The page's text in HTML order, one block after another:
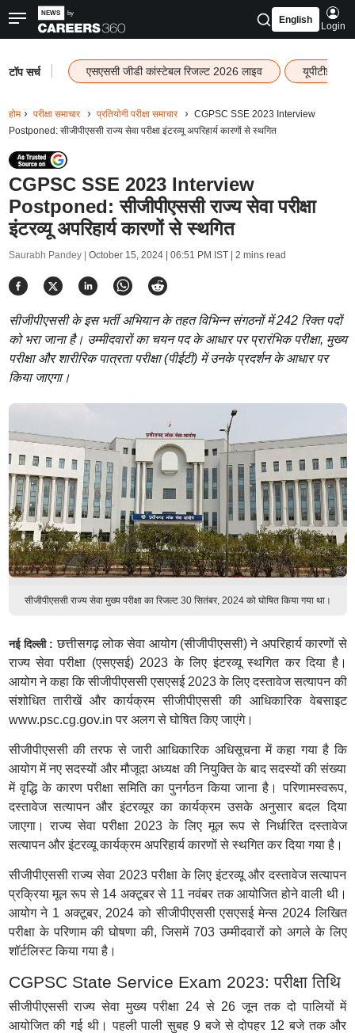
English
Login
टॉप सर्च एसएससी जीडी कांस्टेबल रिजल्ट 2026 लाइव यूपीटीईटी
होम परीक्षा समाचार प्रतियोगी परीक्षा समाचार
CGPSC SSE 2023 Interview
Postponed: सीजीपीएससी राज्य सेवा परीक्षा इंटरव्यू अपरिहार्य कारणों से स्थगित
CGPSC SSE 2023 Interview
Postponed: सीजीपीएससी राज्य सेवा परीक्षा
इंटरव्यू अपरिहार्य कारणों से स्थगित
Saurabh Pandey | October 15, 2024 | 06:51 PM IST| 2 mins read
सीजीपीएससी के इस भर्ती अभियान के तहत विभिन्न संगठनों में 242 रिक्त पदों
को भरा जाना है। उम्मीदवारों का चयन पद के आधार पर प्रारंभिक परीक्षा, मुख्य
परीक्षा और शारीरिक पात्रता परीक्षा (पीईटी) में उनके प्रदर्शन के आधार पर
किया जाएगा।
सीजीपीएससी राज्य सेवा मुख्य परीक्षा का रिजल्ट 30 सितंबर, 2024 को घोषित किया गया था।
नई दिल्ली : छत्तीसगढ़ लोक सेवा आयोग (सीजीपीएससी) ने अपरिहार्य कारणों से
राज्य सेवा परीक्षा (एसएसई) 2023 के लिए इंटरव्यू स्थगित कर दिया है।
आयोग ने कहा कि सीजीपीएससी एसएसई 2023 के लिए दस्तावेज सत्यापन की
संशोधित तारीखें और कार्यक्रम सीजीपीएससी की आधिकारिक वेबसाइट
www.psc.cg.gov.in पर अलग से घोषित किए जाएंगे।
सीजीपीएससी की तरफ से जारी आधिकारिक अधिसूचना में कहा गया है कि
आयोग में नए सदस्यों और मौजूदा अध्यक्ष की नियुक्ति के बाद सदस्यों की संख्या
में वृद्धि के कारण परीक्षा समिति का पुनर्गठन किया जाना है। परिणामस्वरूप,
दस्तावेज सत्यापन और इंटरव्यूर का कार्यक्रम उसके अनुसार बदल दिया
जाएगा। राज्य सेवा परीक्षा 2023 के लिए मूल रूप से निर्धारित दस्तावेज
सत्यापन और इंटरव्यू कार्यक्रम अपरिहार्य कारणों से स्थगित कर दिया गया है।
सीजीपीएससी राज्य सेवा 2023 परीक्षा के लिए इंटरव्यू और दस्तावेज सत्यापन
प्रक्रिया मूल रूप से 14 अक्टूबर से 11 नवंबर तक आयोजित होने वाली थी।
आयोग ने 1 अक्टूबर, 2024 को सीजीपीएससी एसएसई मेन्स 2024 लिखित
परीक्षा के परिणाम की घोषणा की, जिसमें 703 उम्मीदवारों को अगले के लिए
शॉर्टलिस्ट किया गया है।
CGPSC State Service Exam 2023: परीक्षा तिथि
सीजीपीएससी राज्य सेवा मुख्य परीक्षा 24 से 26 जून तक दो पालियों में
आयोजित की गई थी। पहली पाली सुबह 9 बजे से दोपहर 12 बजे तक और